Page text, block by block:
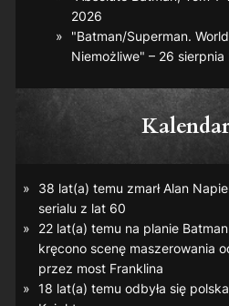
2026
"Batman/Superman.
Niemożliwe" – 26 sierpnia
38 lat(a) temu zmarł Alan
serialu z lat 60
22 lat(a) temu na planie
kręcono scenę maszerowania
przez most Franklina
18 lat(a) temu odbyła się